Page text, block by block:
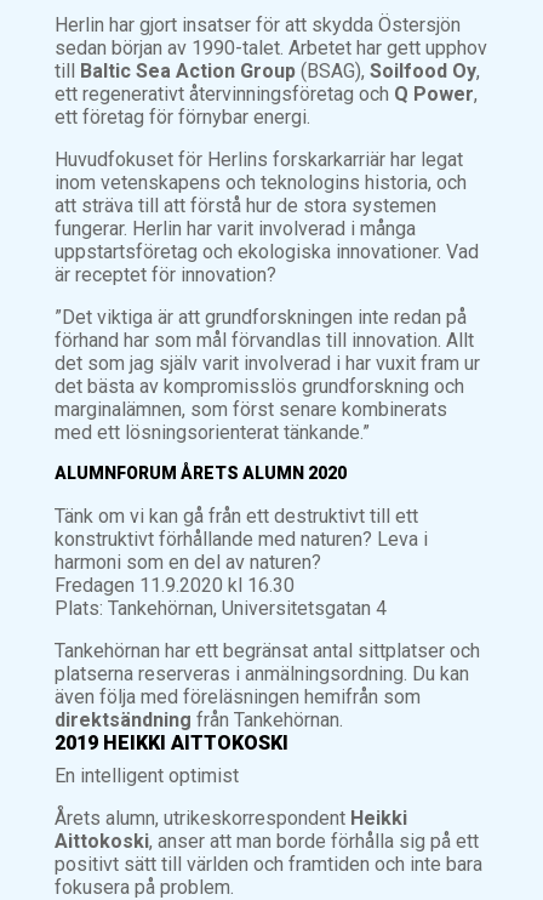
Herlin har gjort insatser för att skydda Östersjön
sedan början av 1990-talet. Arbetet har gett upphov
till Baltic Sea Action Group(BSAG), Soilfood Oy,
ett regenerativt återvinningsföretag och Q Power,
ett företag för förnybar energi.
Huvudfokuset för Herlins forskarkarriär har legat
inom vetenskapens och teknologins historia, och
att sträva till att förstå hur de stora systemen
fungerar. Herlin har varit involverad i många
uppstartsföretag och ekologiska innovationer. Vad
är receptet för innovation?
”Det viktiga är att grundforskningen inte redan på
förhand har som mål förvandlas till innovation. Allt
det som jag själv varit involverad i har vuxit fram ur
det bästa av kompromisslös grundforskning och
marginalämnen, som först senare kombinerats
med ett lösningsorienterat tänkande.”
ALUMNFORUM ÅRETS ALUMN 2020
Tänk om vi kan gå från ett destruktivt till ett
konstruktivt förhållande med naturen? Leva i
harmoni som en del av naturen?
Fredagen 11.9.2020 kl 16.30
Plats: Tankehörnan, Universitetsgatan 4
Tankehörnan har ett begränsat antal sittplatser och
platserna reserveras i anmälningsordning. Du kan
även följa med föreläsningen hemifrån som
direktsändning från Tankehörnan.
2019 HEIKKI AITTOKOSKI
En intelligent optimist
Årets alumn, utrikeskorrespondent Heikki
Aittokoski, anser att man borde förhålla sig på ett
positivt sätt till världen och framtiden och inte bara
fokusera på problem.